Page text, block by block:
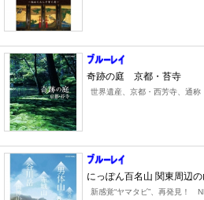
奇跡の庭 京都・苔寺
世界遺産、京都・西芳寺、通称
にっぽん百名山 関東周辺の
新感覚“ヤマタビ”、再発見！